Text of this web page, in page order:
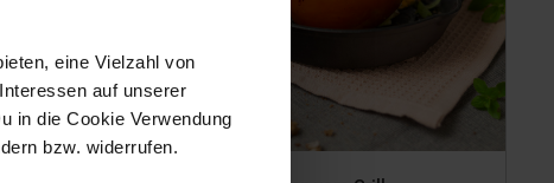
eine Vielzahl von
auf unserer
in die Cookie Verwendung
bzw. widerrufen.